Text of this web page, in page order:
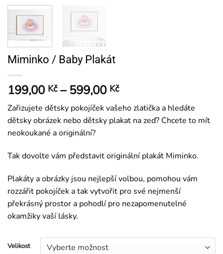
Miminko / Baby Plakát
199,00 Kč – 599,00 KčRozpětí
cen:
199,00 Kč
až
Zařizujete dětsky pokojíček vašeho zlatička a hledáte
dětsky obrázek nebo dětsky plakat na zeď? Chcete to mít
neokoukané a originální?
Tak dovolte vám představit originální plakát Miminko.
Plakáty a obrázky jsou nejlepší volbou, pomohou vám
rozzářit pokojíček a tak vytvořit pro své nejmenší
překrásný prostor a pohodlí pro nezapomenutelné
okamžiky vaší lásky.
Velikost